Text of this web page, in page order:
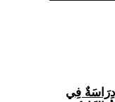
دِرَاسَةٌ فِي